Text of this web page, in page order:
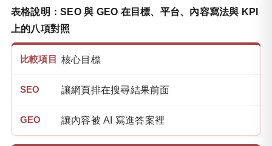
表格說明：SEO 與 GEO 在目標、平台、內容寫法與 KPI
上的八項對照
核心目標
讓網頁排在搜尋結果前面
讓內容被 AI 寫進答案裡